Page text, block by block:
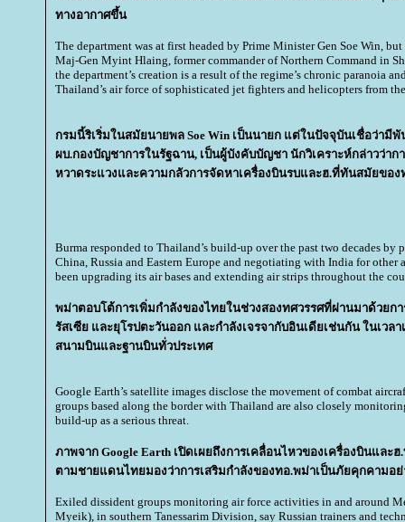
ทางอากาศขึ้น
The department was at first headed by Prime Minister Gen Soe Win,
Maj-Gen Myint Hlaing, former commander of Northern Command in
the department’s creation is a result of the regime’s chronic paranoia
Thailand’s air force of sophisticated jet fighters and helicopters from
กรมนี้ริเริ่มในสมัยนายพล Soe Win เป็นนายก แต่ในปัจจุบันเชื่อว่ามีพั
ผบ.กองบัญชาการในรัฐฉาน, เป็นผู้บังคับบัญชา นักวิเคราะห์กล่าวว่า
หวาดระแวงและความกลัวการจัดหาเครื่องบินรบและฮ.ที่ทันสมัยของ
Burma responded to Thailand’s build-up over the past two decades by
China, Russia and Eastern Europe and negotiating with India for other
been upgrading its air bases and extending air strips throughout the
พม่าตอบโต้การเพิ่มกำลังของไทยในช่วงสองทศวรรศที่ผ่านมาด้วยก
รัสเซีย และยุโรปตะวันออก และกำลังเจรจากับอินเดียเช่นกัน ในเวล
สนามบินและฐานบินทั่วประเทศ
Google Earth’s satellite images disclose the movement of combat
groups based along the border with Thailand are also closely
build-up as a serious threat.
ภาพจาก Google Earth เปิดเผยถึงการเคลื่อนไหวของเครื่องบินแ
ตามชายแดนไทยมองว่าการเสริมกำลังของทอ.พม่าเป็นภัยคุกคามอ
Exiled dissident groups monitoring air force activities in and around
Myeik), in southern Tanessarim Division, say Russian trainers and